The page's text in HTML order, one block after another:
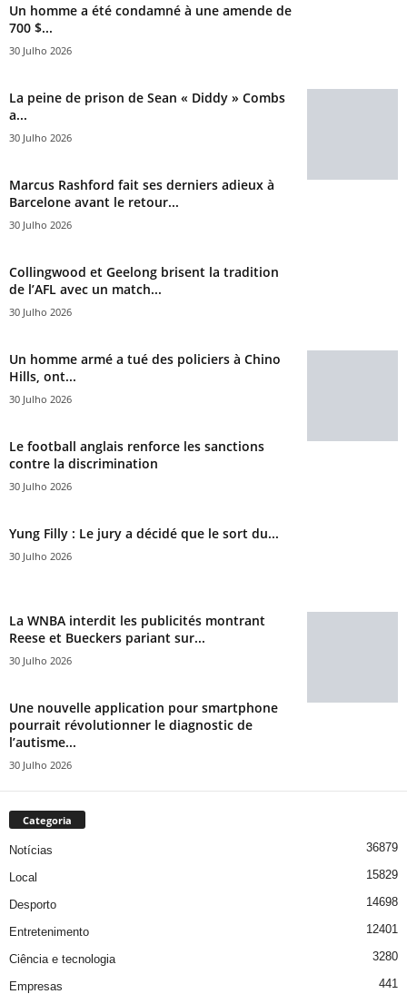
Un homme a été condamné à une amende de
700 $...
30 Julho 2026
La peine de prison de Sean « Diddy » Combs
a...
30 Julho 2026
Marcus Rashford fait ses derniers adieux à
Barcelone avant le retour...
30 Julho 2026
Collingwood et Geelong brisent la tradition
de l’AFL avec un match...
30 Julho 2026
Un homme armé a tué des policiers à Chino
Hills, ont...
30 Julho 2026
Le football anglais renforce les sanctions
contre la discrimination
30 Julho 2026
Yung Filly : Le jury a décidé que le sort du...
30 Julho 2026
La WNBA interdit les publicités montrant
Reese et Bueckers pariant sur...
30 Julho 2026
Une nouvelle application pour smartphone
pourrait révolutionner le diagnostic de
l’autisme...
30 Julho 2026
Categoria
Notícias 36879
Local 15829
Desporto 14698
Entretenimento 12401
Ciência e tecnologia 3280
Empresas 441